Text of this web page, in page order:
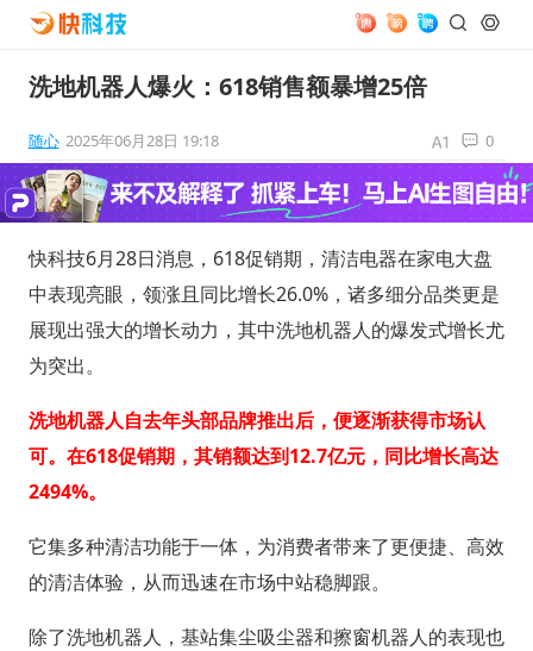
洗地机器人爆火：618销售额暴增25倍
随心 2025年06月28日 19:18 0
快科技6月28日消息，618促销期，清洁电器在家电大盘
中表现亮眼，领涨且同比增长26.0%，诸多细分品类更是
展现出强大的增长动力，其中洗地机器人的爆发式增长尤
为突出。
洗地机器人自去年头部品牌推出后，便逐渐获得市场认
可。在618促销期，其销额达到12.7亿元，同比增长高达
2494%。
它集多种清洁功能于一体，为消费者带来了更便捷、高效
的清洁体验，从而迅速在市场中站稳脚跟。
除了洗地机器人，基站集尘吸尘器和擦窗机器人的表现也